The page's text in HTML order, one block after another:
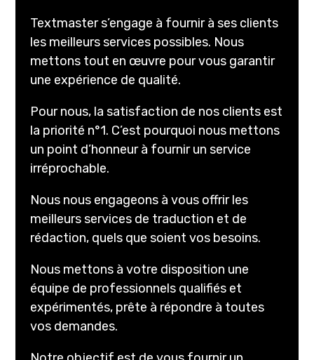
Textmaster s’engage à fournir à ses clients
les meilleurs services possibles. Nous
mettons tout en œuvre pour vous garantir
une expérience de qualité.
Pour nous, la satisfaction de nos clients est
la priorité n°1. C’est pourquoi nous mettons
un point d’honneur à fournir un service
irréprochable.
Nous nous engageons à vous offrir les
meilleurs services de traduction et de
rédaction, quels que soient vos besoins.
Nous mettons à votre disposition une
équipe de professionnels qualifiés et
expérimentés, prête à répondre à toutes
vos demandes.